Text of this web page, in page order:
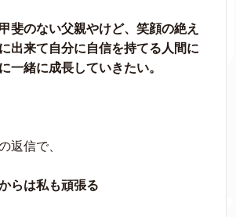
斐のない父親やけど、笑顔の絶え
出来て自分に自信を持てる人間に
一緒に成長していきたい。
返信で、
らは私も頑張る